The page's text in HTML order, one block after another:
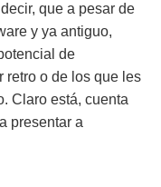
que a pesar de
y ya antiguo,
de
retro o de los que les
Claro está, cuenta
presentar a